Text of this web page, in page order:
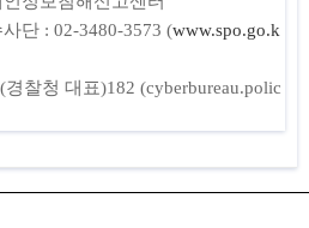
단 : 02-3480-3573 (www.spo.go.k
찰청 대표)182 (cyberbureau.polic